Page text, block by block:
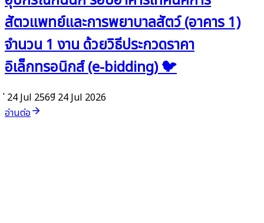
สัตวแพทย์และการพยาบาลสัตว์ (อาคาร 1)
จำนวน 1 งาน ด้วยวิธีประกวดราคา
อิเล็กทรอนิกส์ (e-bidding) 🐦
่ 24 Jul 2569 ่ 24 Jul 2026
อ่านต่อ